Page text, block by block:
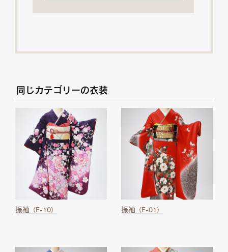
同じカテゴリーの衣装
振袖 （F-10） 振袖 （F-01）